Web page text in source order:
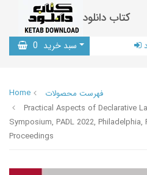
کتاب دانلود
سبد خرید 0
Home
فهرست محصولات
Practical Aspects of Declarative
Symposium, PADL 2022,
Proceedings